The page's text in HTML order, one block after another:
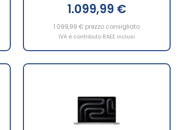
1.099,99 €
1.099,99 € prezzo consigliato
IVA e contributo RAEE inclusi